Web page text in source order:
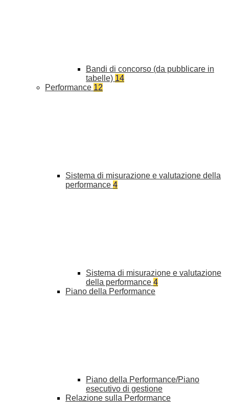
Bandi di concorso (da pubblicare in
tabelle) 14
Performance 12
Sistema di misurazione e valutazione della
performance 4
Sistema di misurazione e valutazione
della performance 4
Piano della Performance
Piano della Performance/Piano
esecutivo di gestione
Relazione sulla Performance